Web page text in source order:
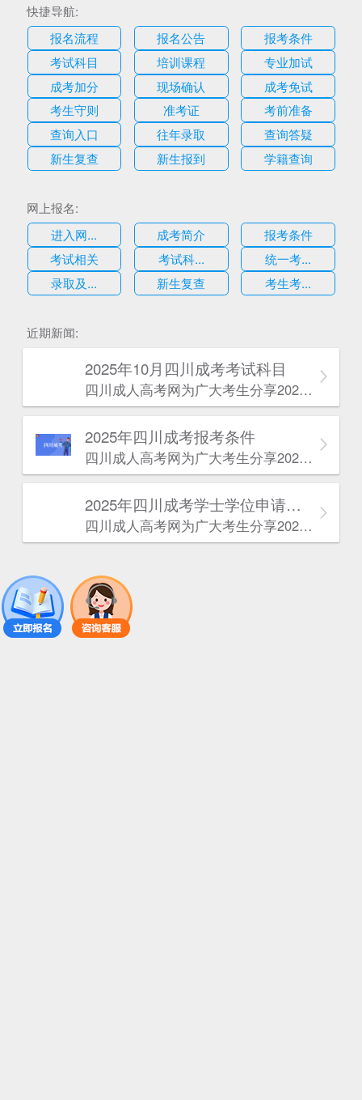
快捷导航:
报名流程
报名公告
报考条件
考试科目
培训课程
专业加试
成考加分
现场确认
成考免试
考生守则
准考证
考前准备
查询入口
往年录取
查询答疑
新生复查
新生报到 学籍查询
网上报名:
进入网...
成考简介
报考条件
考试相关
考试科...
统一考...
录取及...
新生复查 考生考...
近期新闻:
2025年10月四川成考考试科目
四川成人高考网​为广大考生分享2025年10月四川成考考试科目。为广大在职人员和社会人士提供学历提升的机会。更多四川成考考试信息，欢迎在线访问四川成人高考网。
2025年‌‌‌‌四川成考报考条件
四川成人高考网​为广大考生分享2025年‌‌‌‌四川成考报考条件。为广大在职人员和社会人士提供学历提升的机会。更多四川成考考试信息，欢迎在线访问四川成人高考网。
2025年‌‌‌‌四川成考学士学位申请条件
四川成人高考网​为广大考生分享2025年‌‌‌‌四川成考学士学位申请条件。为广大在职人员和社会人士提供学历提升的机会。更多四川成考考试信息，欢迎在线访问四川成人高考网。